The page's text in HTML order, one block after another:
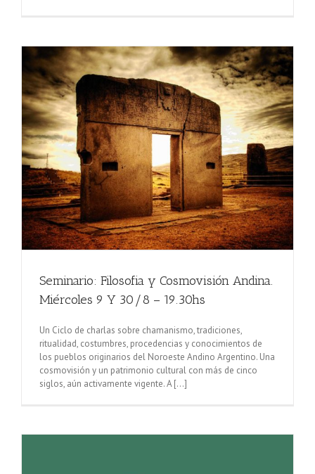
Seminario: Filosofia y Cosmovisión Andina.
Miércoles 9 Y 30/8 – 19.30hs
Un Ciclo de charlas sobre chamanismo, tradiciones,
ritualidad, costumbres, procedencias y conocimientos de
los pueblos originarios del Noroeste Andino Argentino. Una
cosmovisión y un patrimonio cultural con más de cinco
siglos, aún activamente vigente. A [...]